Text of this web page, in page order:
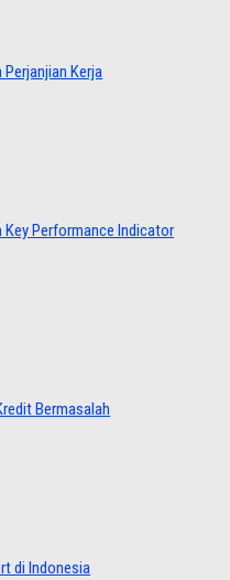
Perjanjian Kerja
Key Performance Indicator
Bermasalah
di Indonesia